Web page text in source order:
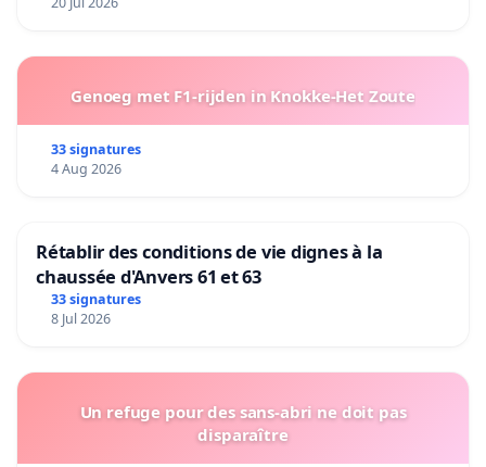
Genoeg met F1-rijden in Knokke-Het Zoute
33 signatures
4 Aug 2026
Rétablir des conditions de vie dignes à la
chaussée d'Anvers 61 et 63
33 signatures
8 Jul 2026
Un refuge pour des sans-abri ne doit pas
disparaître